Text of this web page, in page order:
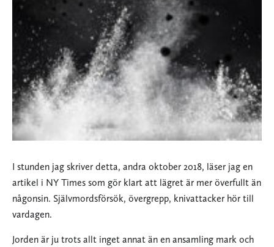
I stunden jag skriver detta, andra oktober 2018, läser jag en
artikel i NY Times som gör klart att lägret är mer överfullt än
någonsin. Självmordsförsök, övergrepp, knivattacker hör till
vardagen.
Jorden är ju trots allt inget annat än en ansamling mark och